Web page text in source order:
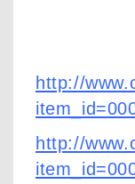
http://
http://